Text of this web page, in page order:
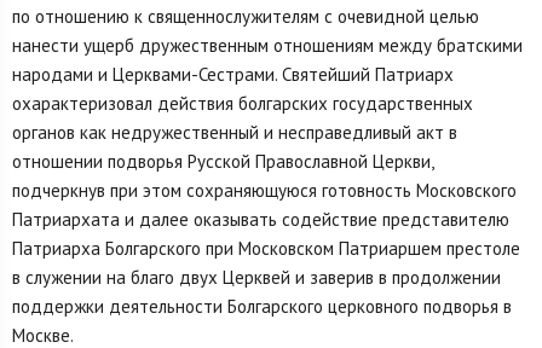
по отношению к священнослужителям с очевидной целью
нанести ущерб дружественным отношениям между братскими
народами и Церквами-Сестрами. Святейший Патриарх
охарактеризовал действия болгарских государственных
органов как недружественный и несправедливый акт в
отношении подворья Русской Православной Церкви,
подчеркнув при этом сохраняющуюся готовность Московского
Патриархата и далее оказывать содействие представителю
Патриарха Болгарского при Московском Патриаршем престоле
в служении на благо двух Церквей и заверив в продолжении
поддержки деятельности Болгарского церковного подворья в
Москве.